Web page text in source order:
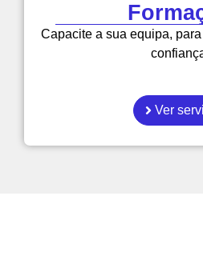
Capacite a sua equipa,
Ver